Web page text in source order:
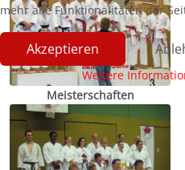
Meisterschaften
mehr alle Funktionalitäten der
Akzeptieren
Weitere